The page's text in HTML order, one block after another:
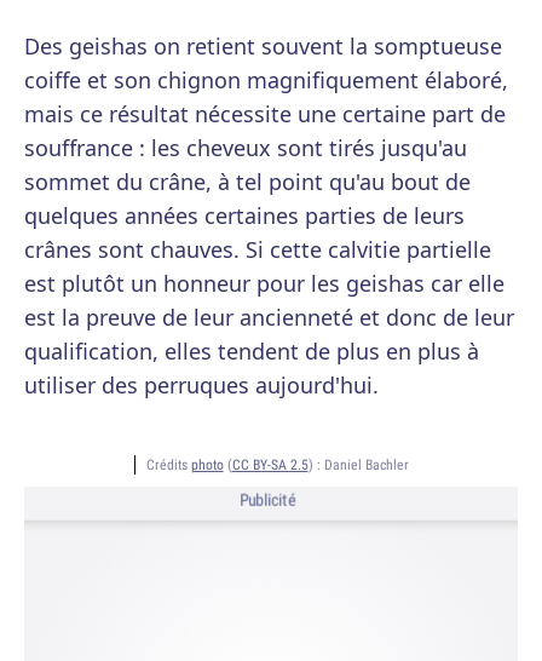
Des geishas on retient souvent la somptueuse
coiffe et son chignon magnifiquement élaboré,
mais ce résultat nécessite une certaine part de
souffrance : les cheveux sont tirés jusqu'au
sommet du crâne, à tel point qu'au bout de
quelques années certaines parties de leurs
crânes sont chauves. Si cette calvitie partielle
est plutôt un honneur pour les geishas car elle
est la preuve de leur ancienneté et donc de leur
qualification, elles tendent de plus en plus à
utiliser des perruques aujourd'hui.
Crédits photo(CC BY-SA 2.5) : Daniel Bachler
Publicité